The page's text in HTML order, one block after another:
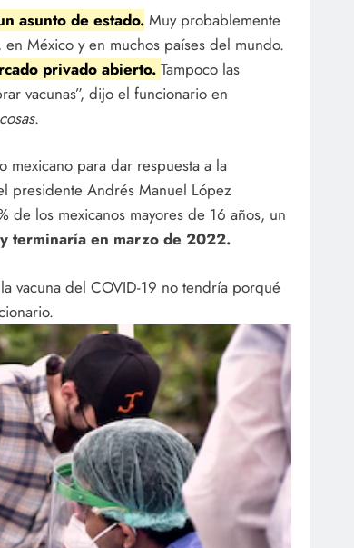
asunto de estado. Muy probablemente
México y en muchos países del mundo.
privado abierto. Tampoco las
vacunas”, dijo el funcionario en
.
mexicano para dar respuesta a la
presidente Andrés Manuel López
los mexicanos mayores de 16 años, un
terminaría en marzo de 2022.
vacuna del COVID-19 no tendría porqué